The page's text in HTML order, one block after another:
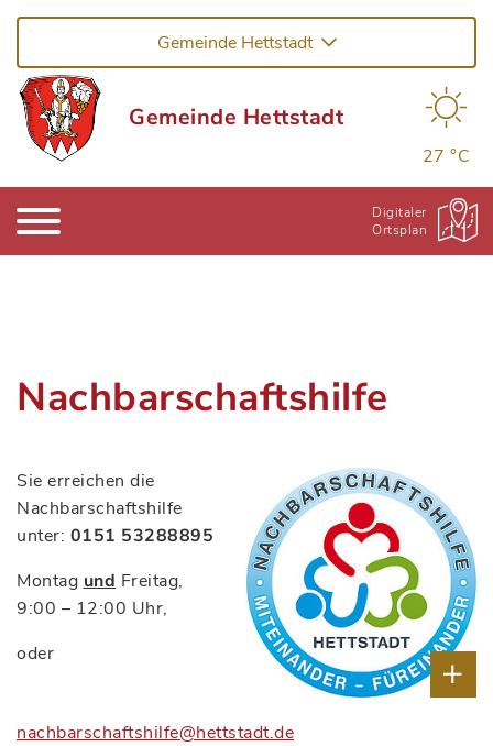
Gemeinde Hettstadt
Gemeinde Hettstadt
27 °C
Digitaler
Ortsplan
Nachbarschaftshilfe
Sie erreichen die
Nachbarschaftshilfe
unter: 0151 53288895
Montag und Freitag,
9:00 – 12:00 Uhr,
oder
nachbarschaftshilfe@hettstadt.de